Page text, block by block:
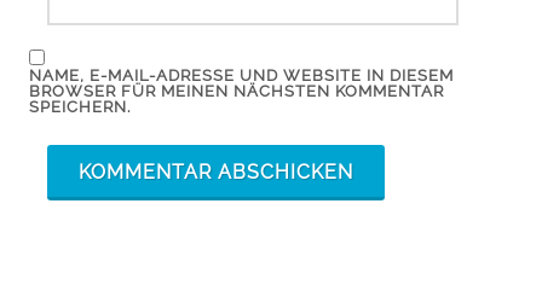
NAME, E-MAIL-ADRESSE UND WEBSITE IN DIESEM
BROWSER FÜR MEINEN NÄCHSTEN KOMMENTAR
SPEICHERN.